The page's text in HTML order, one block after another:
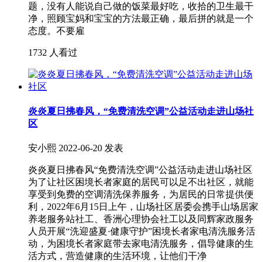
题，没有人能说自己做的饭菜最好吃，收拾的卫生最干
净，照顾宝妈和宝宝的方法最正确，最后拼的就是一个
态度。不要雇
1732 人看过
炎炎夏日拂春风，“免费清洗空调”公益活动走进山场社
区
安小熙 2022-06-20 发表
炎炎夏日拂春风“免费清洗空调”公益活动走进山场社区
为了让社区困境长者家庭的居民可以足不出社区，就能
享受到免费的空调清洗保养服务，为居民的日常提供便
利，2022年6月15日上午，山场社区居委会携手山场居家
养老服务站社工、香洲心理协会社工以及同辉家政服务
人员开展“洗迎盛夏·健康守护”困境长者家电清洗服务活
动，为困境长者家庭带去家电清洗服务，倡导健康的生
活方式，营造健康的生活环境，让他们干净